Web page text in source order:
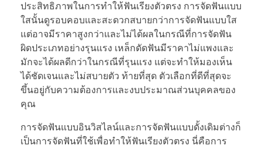
ประสิทธิภาพในการทำให้ฟันเรียงตัวตรง การจัดฟันแบบ
ใสนั้นดูรอบคอบและสะดวกสบายกว่าการจัดฟันแบบใส
แต่อาจมีราคาสูงกว่าและไม่ได้ผลในกรณีที่การจัดฟัน
ผิดประเภทอย่างรุนแรง เหล็กดัดฟันมีราคาไม่แพงและ
มักจะได้ผลดีกว่าในกรณีที่รุนแรง แต่จะทำให้มองเห็น
ได้ชัดเจนและไม่สบายตัว ท้ายที่สุด ตัวเลือกที่ดีที่สุดจะ
ขึ้นอยู่กับความต้องการและงบประมาณส่วนบุคคลของ
คุณ
การจัดฟันแบบอินวิสไลน์และการจัดฟันแบบดั้งเดิมต่างก็
เป็นการจัดฟันที่ใช้เพื่อทำให้ฟันเรียงตัวตรง นี่คือการ